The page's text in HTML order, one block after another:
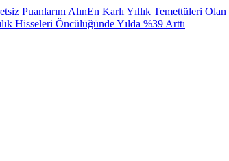
Puanlarını AlınEn Karlı Yıllık Temettüleri
Hisseleri Öncülüğünde Yılda %39 Arttı